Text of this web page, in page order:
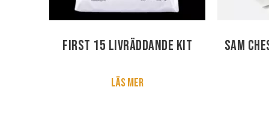
First 15 Livräddande kit
Läs mer
SAM